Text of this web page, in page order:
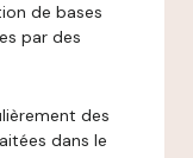
de bases
par des
des
dans le